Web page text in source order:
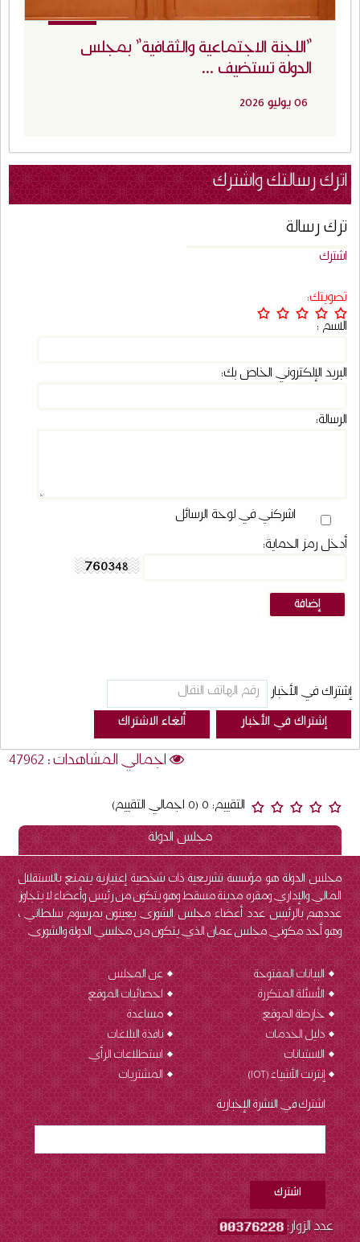
"اللجنة الاجتماعية والثقافية" بمجلس
الدولة تستضيف ...
06 يوليو 2026
اترك رسالتك واشترك
ترك رسالة
اشترك
تصويتك:
الاسم :
البريد الإلكتروني الخاص بك:
الرسالة:
اشركني في لوحة الرسائل
أدخل رمز الحماية:
إشتراك في الأخبار
اجمالي المشاهدات : 47962
التقييم: 0 (0 اجمالي التقييم)
مجلس الدولة
مجلس الدولة هو مؤسسة تشريعية ذات شخصية إعتبارية يتمتع بالاستقلال
المالي والإداري ومقره مدينة مسقط وهو يتكون من رئيس وأعضاء لا يتجاوز
عددهم بالرئيس عدد أعضاء مجلس الشورى يعينون بمرسوم سلطاني ،
وهو أحد مكوني مجلس عمان الذي يتكون من مجلسي الدولة والشورى.
عن المجلس
البيانات المفتوحة
احصائيات الموقع
الأسئلة المتكررة
مساعدة
خارطة الموقع
نافذة البلاغات
دليل الخدمات
استطلاعات الرأي
الاستبانات
المشتريات
إنترنت الأشياء (IOT
)
اشترك في النشرة الإخبارية
عدد الزوار: